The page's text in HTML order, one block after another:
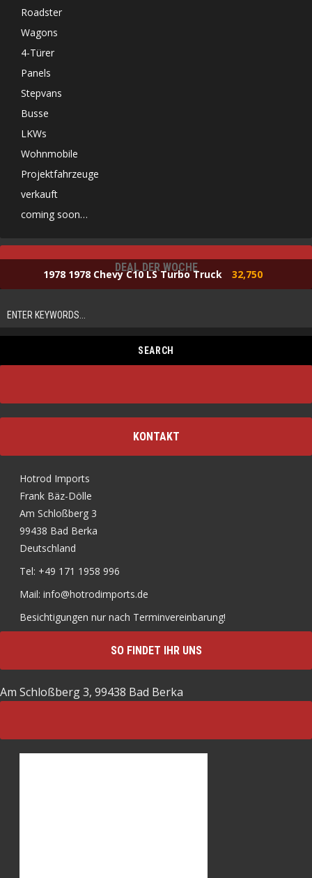
Roadster
Wagons
4-Türer
Panels
Stepvans
Busse
LKWs
Wohnmobile
Projektfahrzeuge
verkauft
coming soon…
DEAL DER WOCHE
1978 1978 Chevy C10 LS Turbo Truck 32,750
KONTAKT
Hotrod Imports
Frank Bäz-Dölle
Am Schloßberg 3
99438 Bad Berka
Deutschland
Tel: +49 171 1958 996
Mail: info@hotrodimports.de
Besichtigungen nur nach Terminvereinbarung!
SO FINDET IHR UNS
Am Schloßberg 3, 99438 Bad Berka